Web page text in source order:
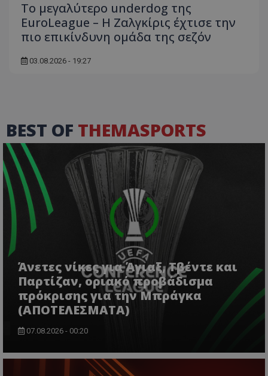
Το μεγαλύτερο underdog της
EuroLeague – Η Ζαλγκίρις έχτισε την
πιο επικίνδυνη ομάδα της σεζόν
03.08.2026 - 19:27
BEST OF THEMASPORTS
Άνετες νίκες για Άγιαξ, Τβέντε και
Παρτίζαν, οριακό προβάδισμα
πρόκρισης για την Μπράγκα
(ΑΠΟΤΕΛΕΣΜΑΤΑ)
07.08.2026 - 00:20